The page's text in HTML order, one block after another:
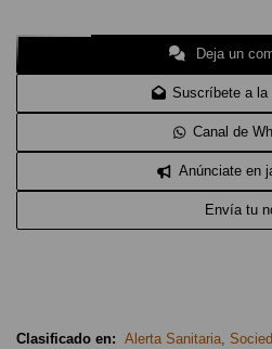
Deja un
Suscríbete a la
Canal de
Anúnciate en
Envía tu
Clasificado en: Alerta Sanitaria,